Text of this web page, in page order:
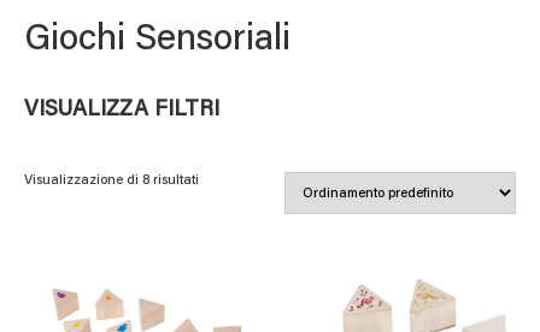
Giochi Sensoriali
VISUALIZZA FILTRI
Visualizzazione di 8 risultati